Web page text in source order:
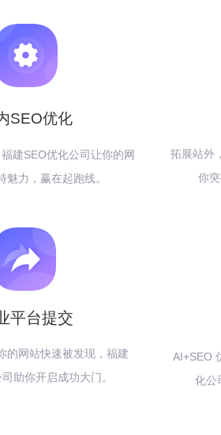
SEO优化
建SEO优化公司让你的网
魅力，赢在起跑线。
拓展站外
你
平台提交
的网站快速被发现，福建
助你开启成功大门。
AI+SEO
化公